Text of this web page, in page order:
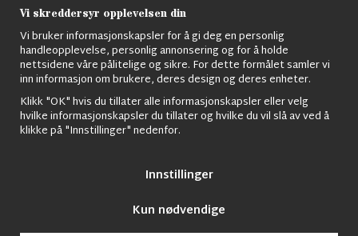
Nordens största utbud av
kläder,Militärtöverskott, Militärutrustning, Ordningsvakt
utrustning,väktarkläder,Militärbyxor,Militärjackor,M65
Jackor,Bomberjackor,Militärkängor,Militära Ryggsäckar,Vintage Army
kläder,Sjömanskläder,Paracord,Gasmask,Ghillie
Militärknivar Knivhandskar Natotröjor
Vi skreddersyr opplevelsen din
Vi bruker informasjonskapsler for å gi deg en personlig
handleopplevelse, personlig annonsering og for å holde
nettsidene våre pålitelige og sikre. For dette formålet samler vi
inn informasjon om brukere, deres design og deres enheter.
Klikk "OK" hvis du tillater alle informasjonskapsler eller velg
hvilke informasjonskapsler du tillater og hvilke du vil slå av ved å
klikke på "Innstillinger" nedenfor.
Innstillinger
Kun nødvendige